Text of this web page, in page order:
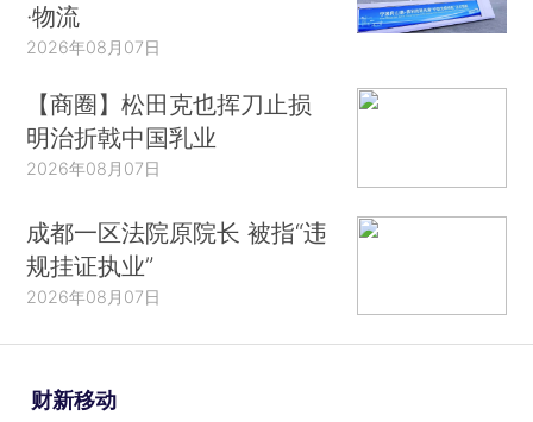
·物流
2026年08月07日
【商圈】松田克也挥刀止损
明治折戟中国乳业
2026年08月07日
成都一区法院原院长 被指“违
规挂证执业”
2026年08月07日
财新移动